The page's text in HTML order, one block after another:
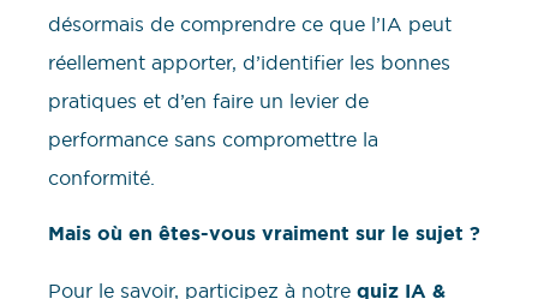
désormais de comprendre ce que l’IA peut
réellement apporter, d’identifier les bonnes
pratiques et d’en faire un levier de
performance sans compromettre la
conformité.
Mais où en êtes-vous vraiment sur le sujet ?
Pour le savoir, participez à notre quiz IA &